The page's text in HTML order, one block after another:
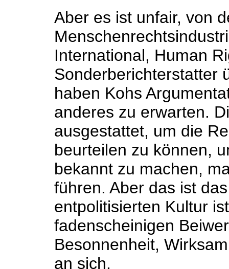
Aber es ist unfair, von
International, Human
Sonderberichterstatter
haben Kohs
anderes zu erwarten.
ausgestattet, um die
beurteilen zu können,
bekannt zu machen,
führen. Aber das ist
entpolitisierten Kultur
fadenscheinigen
Besonnenheit,
an sich.